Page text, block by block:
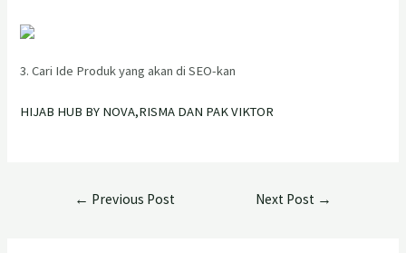
3. Cari Ide Produk yang akan di SEO-kan
HIJAB HUB BY NOVA,RISMA DAN PAK VIKTOR
← Previous Post Next Post →